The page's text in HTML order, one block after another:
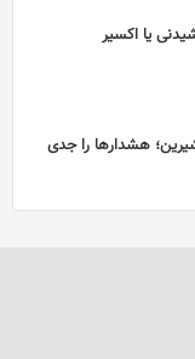
یا اکسیر
هشدارها را جدی